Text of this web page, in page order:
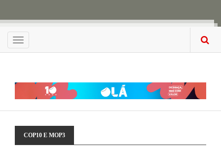
Menu
COP10 E MOP3